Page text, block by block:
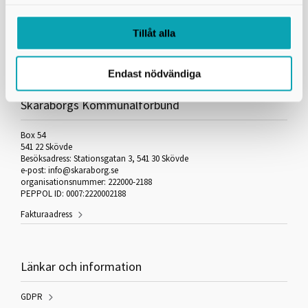
Tillåt alla
Endast nödvändiga
Livet i Skaraborg
Skaraborgs Kommunalförbund
Box 54
541 22 Skövde
Besöksadress: Stationsgatan 3, 541 30 Skövde
e-post: info@skaraborg.se
organisationsnummer: 222000-2188
PEPPOL ID: 0007:2220002188
Fakturaadress
Länkar och information
GDPR